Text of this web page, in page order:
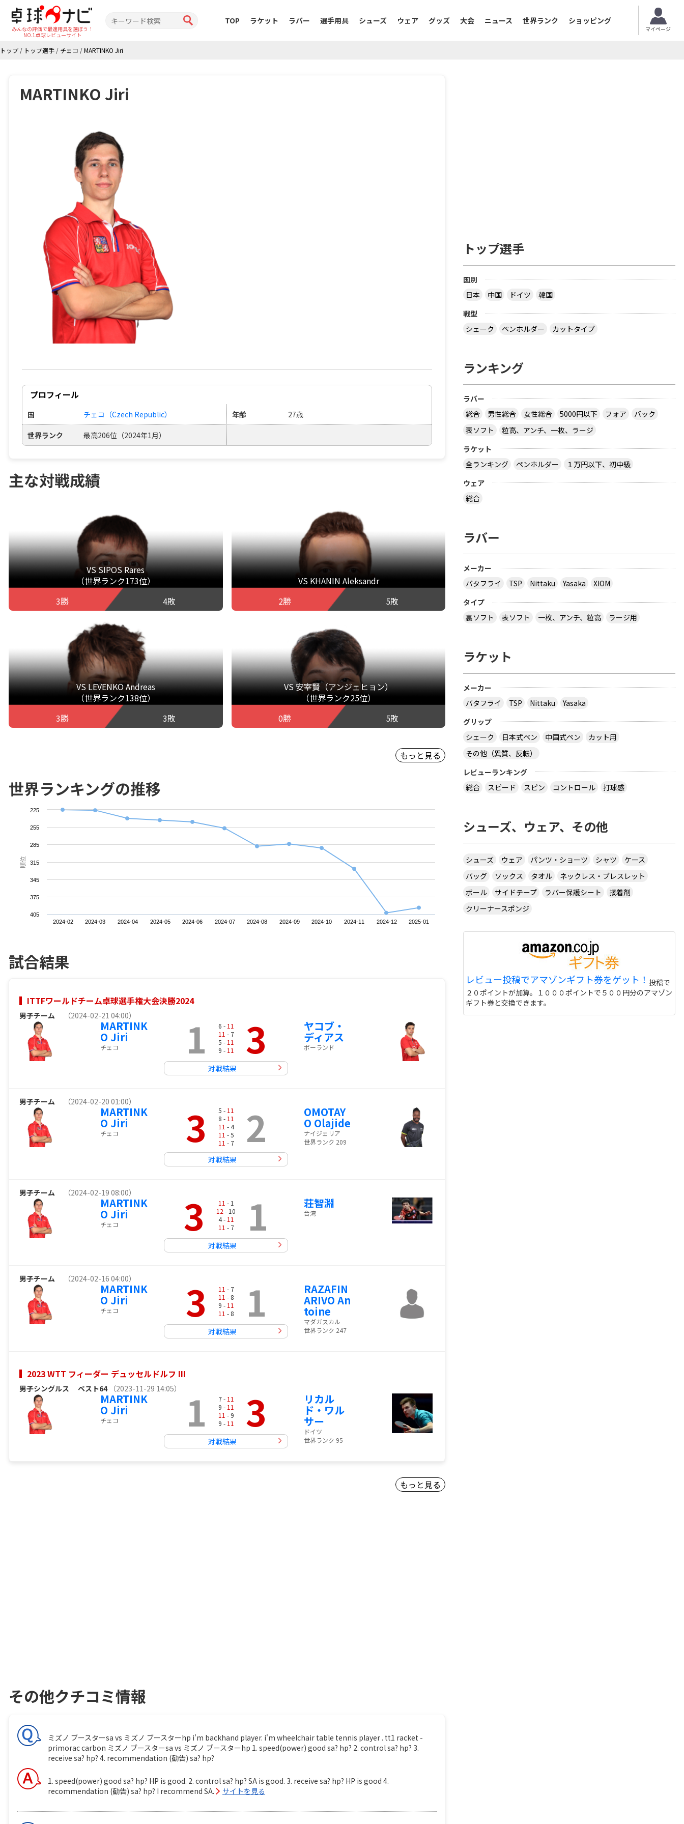
みんなの評価で最適用具を選ぼう！
NO.1卓球レビューサイト
TOP ラケット ラバー 選手用具 シューズ ウェア グッズ 大会 ニュース 世界ランク ショッピング
マイページ
トップ / トップ選手 / チェコ /MARTINKO Jiri
MARTINKO Jiri
プロフィール
国 チェコ（Czech Republic） 年齢 27歳
世界ランク 最高206位（2024年1月）
主な対戦成績
VS SIPOS Rares
（世界ランク173位）
3勝
4敗
VS KHANIN Aleksandr
2勝
5敗
VS LEVENKO Andreas
（世界ランク138位）
3勝
3敗
VS 安宰賢（アンジェヒョン）
（世界ランク25位）
0勝
5敗
もっと見る
世界ランキングの推移
順位
2024-02 2024-03 2024-04 2024-05 2024-06 2024-07 2024-08 2024-09 2024-10 2024-11 2024-12 2025-01
225
255
285
315
345
375
405
試合結果
ITTFワールドチーム卓球選手権大会決勝2024
男子チーム （2024-02-21 04:00）
MARTINK
O Jiri
チェコ 1 6 - 11
11 - 7
5 - 11
9 - 11 3
対戦結果
ヤコブ・
ディアス
ポーランド
男子チーム （2024-02-20 01:00）
MARTINK
O Jiri
チェコ 3 5 - 11
8 - 11
11 - 4
11 - 5
11 - 7 2
対戦結果
OMOTAY
O Olajide
ナイジェリア
世界ランク 209
男子チーム （2024-02-19 08:00）
MARTINK
O Jiri
チェコ 3 11 - 1
12 - 10
4 - 11
11 - 7 1
対戦結果
荘智淵
台湾
男子チーム （2024-02-16 04:00）
MARTINK
O Jiri
チェコ 3 11 - 7
11 - 8
9 - 11
11 - 8 1
対戦結果
RAZAFIN
ARIVO An
toine
マダガスカル
世界ランク 247
2023 WTT フィーダー デュッセルドルフ III
男子シングルス ベスト64 （2023-11-29 14:05）
MARTINK
O Jiri
チェコ 1 7 - 11
9 - 11
11 - 9
9 - 11 3
対戦結果
リカル
ド・ワル
サー
ドイツ
世界ランク 95
もっと見る
その他クチコミ情報
ミズノ ブースターsa vs ミズノ ブースターhp i'm backhand player. i'm wheelchair table tennis player . tt1 racket -
primorac carbon ミズノ ブースターsa vs ミズノ ブースターhp 1. speed(power) good sa? hp? 2. control sa? hp? 3.
receive sa? hp? 4. recommendation (勧告) sa? hp?
1. speed(power) good sa? hp? HP is good. 2. control sa? hp? SA is good. 3. receive sa? hp? HP is good 4.
recommendation (勧告) sa? hp? I recommend SA.
サイトを見る
トップ選手
国別
日本
中国 ドイツ
韓国
戦型
シェーク
ペンホルダー カットタイプ
ランキング
ラバー
総合
男性総合 女性総合 5000円以下 フォア
バック
表ソフト
粒高、アンチ、一枚、ラージ
ラケット
全ランキング
ペンホルダー
１万円以下、初中級
ウェア
総合
ラバー
メーカー
バタフライ
TSP Nittaku Yasaka
XIOM
タイプ
裏ソフト
表ソフト 一枚、アンチ、粒高 ラージ用
ラケット
メーカー
バタフライ
TSP Nittaku
Yasaka
グリップ
シェーク
日本式ペン 中国式ペン
カット用
その他（異質、反転）
レビューランキング
総合
スピード スピン コントロール 打球感
シューズ、ウェア、その他
シューズ ウェア パンツ・ショーツ シャツ
ケース
バッグ
ソックス タオル
ネックレス・ブレスレット
ボール
サイドテープ ラバー保護シート
接着剤
クリーナースポンジ
レビュー投稿でアマゾンギフト券をゲット！ 投稿で
２０ポイントが加算。１０００ポイントで５００円分のアマゾン
ギフト券と交換できます。